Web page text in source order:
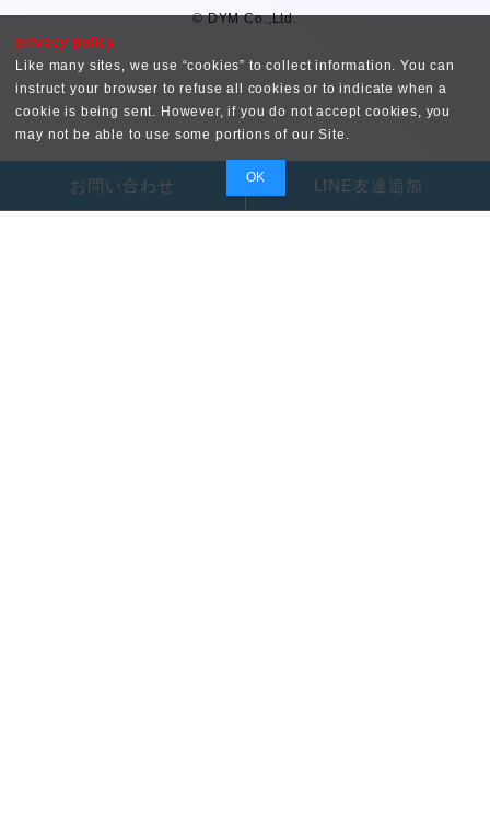
privacy policy
Like many sites, we use “cookies” to collect information. You can
instruct your browser to refuse all cookies or to indicate when a
cookie is being sent. However, if you do not accept cookies, you
may not be able to use some portions of our Site.
OK
お問い合わせ LINE友達追加
© DYM Co.,Ltd.